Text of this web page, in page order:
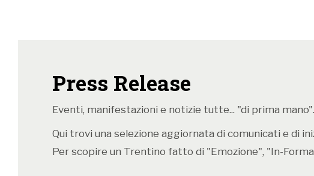
Press Release
Eventi, manifestazioni e notizie tutte... "di prima mano".
Qui trovi una selezione aggiornata di comunicati e di
Per scopire un Trentino fatto di "Emozione", "In-